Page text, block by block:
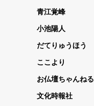
青江覚峰
小池陽人
だてりゅうほう
ここより
お仏壇ちゃんねる
文化時報社